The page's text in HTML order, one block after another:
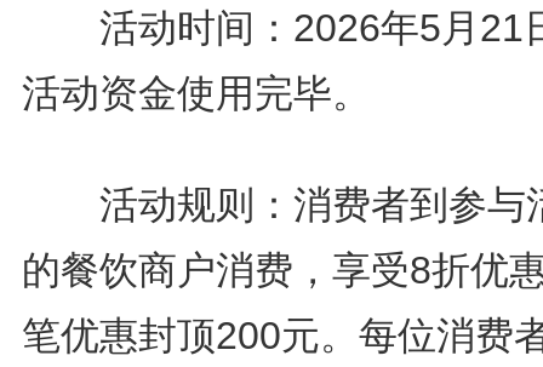
活动时间：2026年5月21
活动资金使用完毕。
活动规则：消费者到参与
的餐饮商户消费，享受8折优
笔优惠封顶200元。每位消费